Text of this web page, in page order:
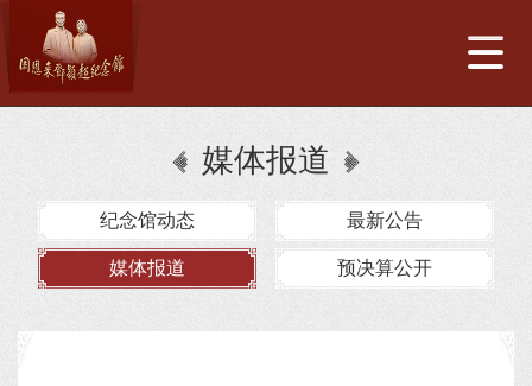
媒体报道
纪念馆动态 最新公告
媒体报道 预决算公开